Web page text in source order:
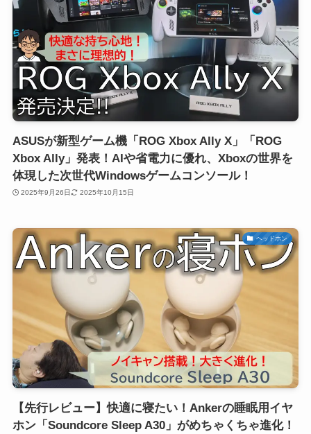
ASUSが新型ゲーム機「ROG Xbox Ally X」「ROG
Xbox Ally」発表！AIや省電力に優れ、Xboxの世界を
体現した次世代Windowsゲームコンソール！
2025年9月26日 2025年10月15日
ヘッドホン
【先行レビュー】快適に寝たい！Ankerの睡眠用イヤ
ホン「Soundcore Sleep A30」がめちゃくちゃ進化！